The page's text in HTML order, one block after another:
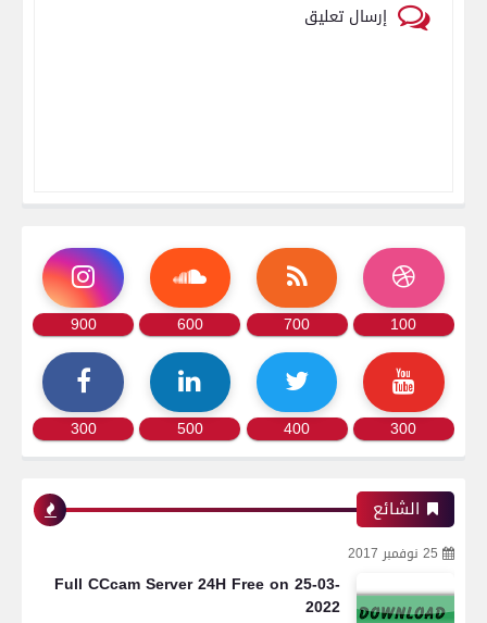
إرسال تعليق
100
700
600
900
300
400
500
300
الشائع
25 نوفمبر 2017
Full CCcam Server 24H Free on 25-03-
2022